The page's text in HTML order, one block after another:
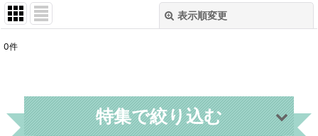
表示順変更
並び順
0件
特集で絞り込む